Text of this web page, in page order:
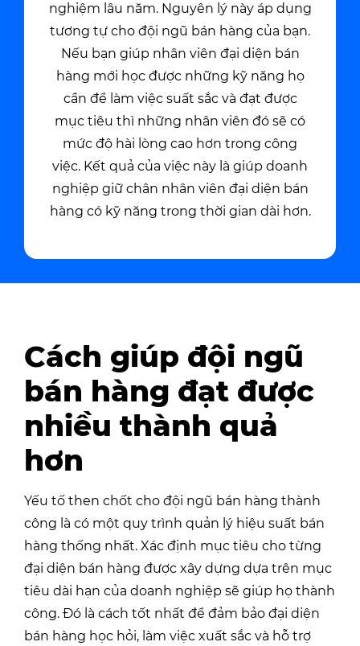
nghiệm lâu năm. Nguyên lý này áp dụng
tương tự cho đội ngũ bán hàng của bạn.
Nếu bạn giúp nhân viên đại diện bán
hàng mới học được những kỹ năng họ
cần để làm việc suất sắc và đạt được
mục tiêu thì những nhân viên đó sẽ có
mức độ hài lòng cao hơn trong công
việc. Kết quả của việc này là giúp doanh
nghiệp giữ chân nhân viên đại diện bán
hàng có kỹ năng trong thời gian dài hơn.
Cách giúp đội ngũ
bán hàng đạt được
nhiều thành quả
hơn
Yếu tố then chốt cho đội ngũ bán hàng thành
công là có một quy trình quản lý hiệu suất bán
hàng thống nhất. Xác định mục tiêu cho từng
đại diện bán hàng được xây dựng dựa trên mục
tiêu dài hạn của doanh nghiệp sẽ giúp họ thành
công. Đó là cách tốt nhất để đảm bảo đại diện
bán hàng học hỏi, làm việc xuất sắc và hỗ trợ